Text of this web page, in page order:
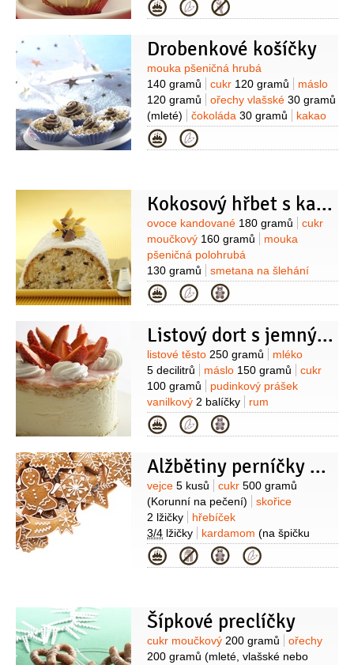
bílá400 gramů poleva(cukrová,
Kategorie
Drobenkové košíčky
Suroviny
mouka pšeničná hrubá
140 gramů
cukr 120 gramů
máslo
120 gramů
ořechy vlašské 30 gramů
(mleté)
čokoláda 30 gramů
kakao
1 lžička
vaječný koňak
1 špetka
poleva(oříškovo-
Kategorie
Kokosový hřbet s kandovaným ovocem
Suroviny
ovoce kandované 180 gramů
cukr
moučkový 160 gramů
mouka
pšeničná polohrubá
130 gramů
smetana na šlehání
125 gramů
máslo
3 kusy
kokos70 gramů
(strouhaná)
kypřící prášek do pečiva
1 lžička
Na ozdobení:
poleva
200 gramů
(bílá - kupovaná)
kokos
100 gramů
(strouhaný)
pomerančová kůra
kandovaná30 gramů
čokoláda
(kousky)
Kategorie
Listový dort s jemným krémem a jahodami
Suroviny
listové těsto 250 gramů
mléko
5 decilitrů
máslo 150 gramů
cukr
100 gramů
pudinkový prášek
vanilkový 2 balíčky
rum
2 lžíce
mouka pšeničná hladká
vál)
marmeláda(jahodová)
poleva
Kategorie
Alžbětiny perníčky po bavorsku
Suroviny
vejce 5 kusů cukr 500 gramů
(Korunní na pečení)
skořice
2 lžičky
hřebíček
3/4 lžičky kardamom (na špičku
nože)
šťáva citronová
1/2kusu
citronová kůra kandovaná
g neoloupaných mandlí a 250 g
vlašských oříšků) )
poleva
(čokoládová nebo punčová)
Kategorie
Šípkové preclíčky
Suroviny
cukr moučkový 200 gramů
ořechy
200 gramů (mleté, vlašské nebo